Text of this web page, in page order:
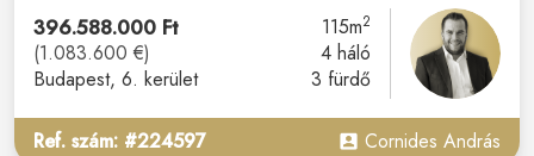
396.588.000 Ft
(1.083.600 €)
Budapest, 6. kerület
115m2
4 háló
3 fürdő
Ref. szám: #224597 Cornides András